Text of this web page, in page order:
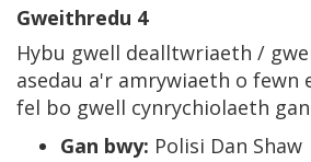
Gweithredu 4
Hybu gwell dealltwriaeth /
asedau a'r amrywiaeth o fewn
fel bo gwell cynrychiolaeth
Gan bwy: Polisi Dan Shaw